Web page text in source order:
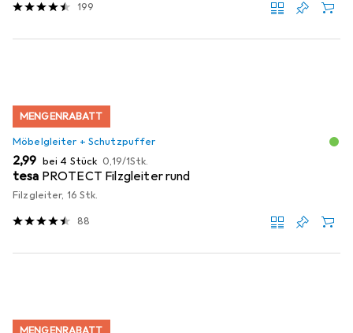
199
MENGENRABATT
Möbelgleiter + Schutzpuffer
EUR
2,99 bei 4 Stück EUR
0,19/1Stk.
tesa PROTECT Filzgleiter rund
Filzgleiter, 16 Stk.
88
MENGENRABATT